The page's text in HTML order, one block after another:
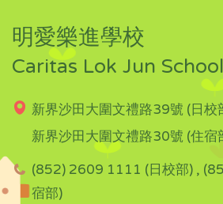
明愛樂進學校
Caritas Lok Jun School
新界沙田大圍文禮路39號 (日校
新界沙田大圍文禮路30號 (住宿
(852) 2609 1111 (日校部) ,
宿部)